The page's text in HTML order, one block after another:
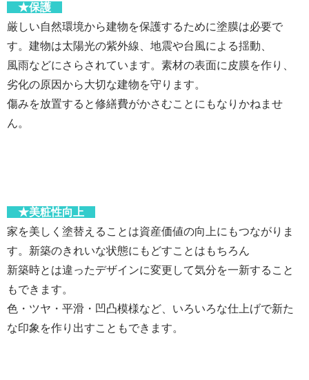
★保護
厳しい自然環境から建物を保護するために塗膜は必要で
す。建物は太陽光の紫外線、地震や台風による揺動、
風雨などにさらされています。素材の表面に皮膜を作り、
劣化の原因から大切な建物を守ります。
傷みを放置すると修繕費がかさむことにもなりかねませ
ん。
★美粧性向上
家を美しく塗替えることは資産価値の向上にもつながりま
す。新築のきれいな状態にもどすことはもちろん
新築時とは違ったデザインに変更して気分を一新すること
もできます。
色・ツヤ・平滑・凹凸模様など、いろいろな仕上げで新た
な印象を作り出すこともできます。